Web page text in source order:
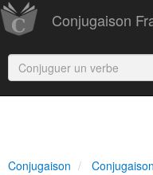
Conjugaison
Conjugaison